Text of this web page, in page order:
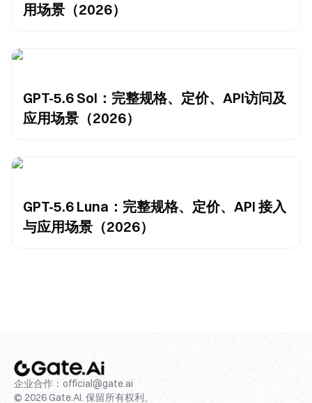
用场景（2026）
GPT-5.6 Sol：完整规格、定价、API访问及
应用场景（2026）
GPT-5.6 Luna：完整规格、定价、API 接入
与应用场景（2026）
企业合作： official@gate.ai
© 2026 Gate.AI. 保留所有权利。